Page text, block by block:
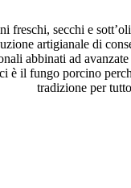
freschi, secchi e
artigianale di
abbinati ad
è il fungo porcino
tradizione per